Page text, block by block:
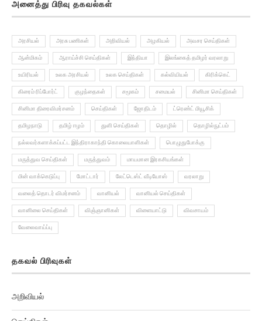
அரசியல் அரசு பணிகள் அறிவியல் அழகியல் அவசர செய்திகள்
ஆன்மிகம் ஆராய்ச்சி செய்திகள் இந்தியா இலங்கைத் தமிழர் வரலாறு
உயிரியல் உலக அரசியல் உலக செய்திகள் கல்வியியல் கிரிக்கெட்
கிரைம் ரிப்போர்ட் குழந்தைகள் சமூகம் சமையல் சினிமா செய்திகள்
சினிமா திரைவிமர்சனம் செய்திகள் ஜோதிடம் ட்ரெண்ட் மியூசிக்
தமிழநாடு தமிழ் ஈழம் துளி செய்திகள் தொழில் தொழில்நுட்பம்
நல்லவர்களாக்கப்பட்ட இந்திராகாந்தி கொலையாளிகள் பொழுதுபோக்கு
மருத்துவ செய்திகள் மருத்துவம் மாயமான இரகசியங்கள்
மின் வாக்கெடுப்பு மோட்டார் லேட்டெஸ்ட் வீடியோஸ் வரலாறு
வலைத் தொடர் விமர்சனம் வானியல் வானியல் செய்திகள்
வானிலை செய்திகள் விஞ்ஞானிகள் விளையாட்டு விவசாயம்
வேலைவாய்ப்பு
அறிவியல்
செய்திகள்